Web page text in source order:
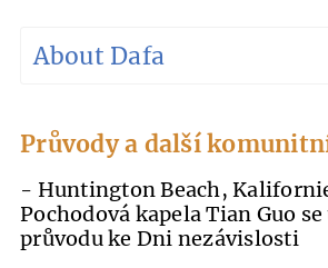
About Dafa
Průvody a další
- Huntington Beach,
Pochodová kapela Tian Guo
průvodu ke Dni nezávislosti